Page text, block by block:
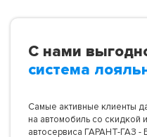
С нами
система
Самые активные клиенты
на автомобиль со скидкой
автосервиса ГАРАНТ-ГАЗ